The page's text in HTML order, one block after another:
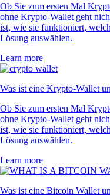
Ob Sie zum ersten Mal
ohne Krypto-Wallet geht
ist, wie sie funktioniert,
Lösung auswählen.
Learn more
Was ist eine Krypto-Wallet
Ob Sie zum ersten Mal
ohne Krypto-Wallet geht
ist, wie sie funktioniert,
Lösung auswählen.
Learn more
Was ist eine Bitcoin Wallet